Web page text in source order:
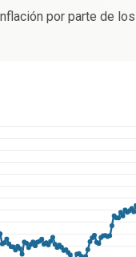
por parte de